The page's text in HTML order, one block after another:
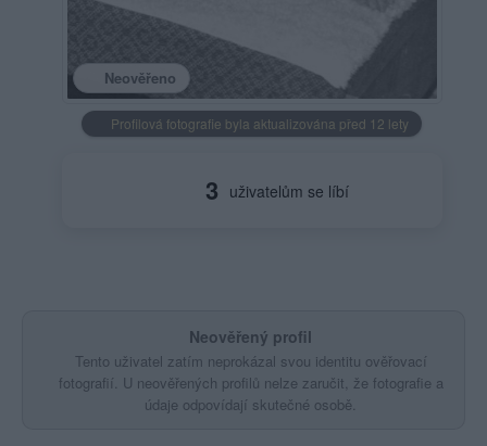
Neověřeno
Profilová fotografie byla aktualizována před 12 lety
3 uživatelům se líbí
Neověřený profil
Tento uživatel zatím neprokázal svou identitu ověřovací
fotografií. U neověřených profilů nelze zaručit, že fotografie a
údaje odpovídají skutečné osobě.